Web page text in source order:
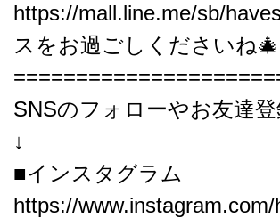
https://mall.line.me/sb/
スをお過ごしくださいね🎄
SNSのフォローやお友達
↓
■インスタグラム
https://